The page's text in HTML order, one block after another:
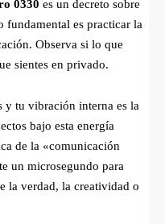
0330 es un decreto sobre
fundamental es practicar la
Observa si lo que
sientes en privado.
y tu vibración interna es la
bajo esta energía
de la «comunicación
un microsegundo para
la verdad, la creatividad o